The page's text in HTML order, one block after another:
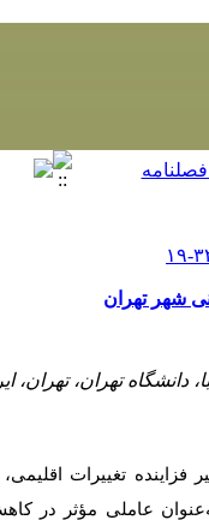
شهر تهران
تهران، تهران،
فزاینده تغییرات
عاملی مؤثر در